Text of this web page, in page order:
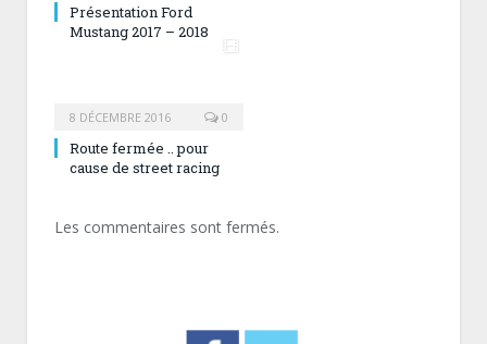
Présentation Ford
Mustang 2017 – 2018
8 DÉCEMBRE 2016 0
Route fermée .. pour
cause de street racing
Les commentaires sont fermés.